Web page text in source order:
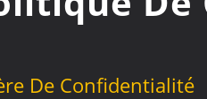
De Confidentialité